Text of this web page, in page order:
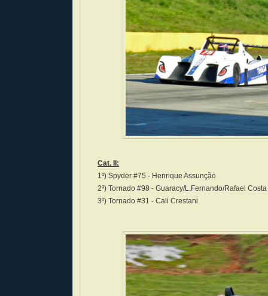
Cat. II:
1º) Spyder #75 - Henrique Assunção
2º) Tornado #98 - Guaracy/L.Fernando/Rafael Costa
3º) Tornado #31 - Cali Crestani